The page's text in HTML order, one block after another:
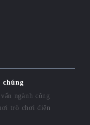
chúng
ngành công
trò chơi điện